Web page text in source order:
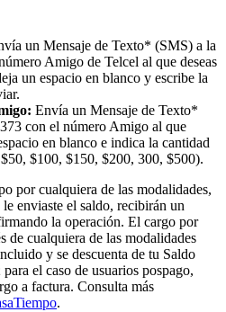
un Mensaje de Texto* (SMS) a la
Amigo de Telcel al que deseas
un espacio en blanco y escribe la
Envía un Mensaje de Texto*
con el número Amigo al que
en blanco e indica la cantidad
$100, $150, $200, 300, $500).
por cualquiera de las modalidades,
enviaste el saldo, recibirán un
la operación. El cargo por
de cualquiera de las modalidades
y se descuenta de tu Saldo
el caso de usuarios pospago,
a factura. Consulta más
.